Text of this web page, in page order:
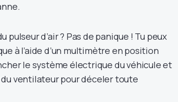
d’air ? Pas de panique ! Tu peux
à l’aide d’un multimètre en position
le système électrique du véhicule et
ventilateur pour déceler toute